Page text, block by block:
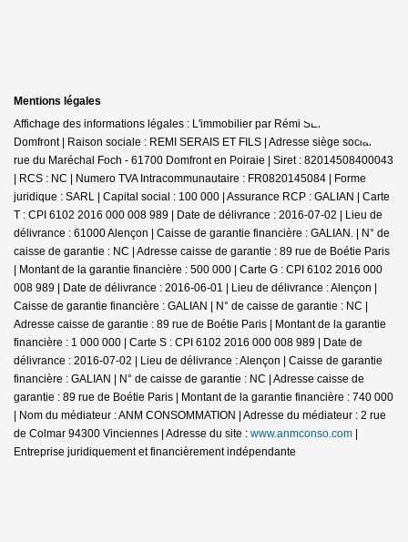
Mentions légales
Affichage des informations légales : L'immobilier par Rémi SERAIS -
Domfront | Raison sociale : REMI SERAIS ET FILS | Adresse siège social : 6
rue du Maréchal Foch - 61700 Domfront en Poiraie | Siret : 82014508400043
| RCS : NC | Numero TVA Intracommunautaire : FR0820145084 | Forme
juridique : SARL | Capital social : 100 000 | Assurance RCP : GALIAN | Carte
T : CPI 6102 2016 000 008 989 | Date de délivrance : 2016-07-02 | Lieu de
délivrance : 61000 Alençon | Caisse de garantie financière : GALIAN. | N° de
caisse de garantie : NC | Adresse caisse de garantie : 89 rue de Boétie Paris
| Montant de la garantie financière : 500 000 | Carte G : CPI 6102 2016 000
008 989 | Date de délivrance : 2016-06-01 | Lieu de délivrance : Alençon |
Caisse de garantie financière : GALIAN | N° de caisse de garantie : NC |
Adresse caisse de garantie : 89 rue de Boétie Paris | Montant de la garantie
financière : 1 000 000 | Carte S : CPI 6102 2016 000 008 989 | Date de
délivrance : 2016-07-02 | Lieu de délivrance : Alençon | Caisse de garantie
financière : GALIAN | N° de caisse de garantie : NC | Adresse caisse de
garantie : 89 rue de Boétie Paris | Montant de la garantie financière : 740 000
| Nom du médiateur : ANM CONSOMMATION | Adresse du médiateur : 2 rue
de Colmar 94300 Vinciennes | Adresse du site : www.anmconso.com |
Entreprise juridiquement et financièrement indépendante